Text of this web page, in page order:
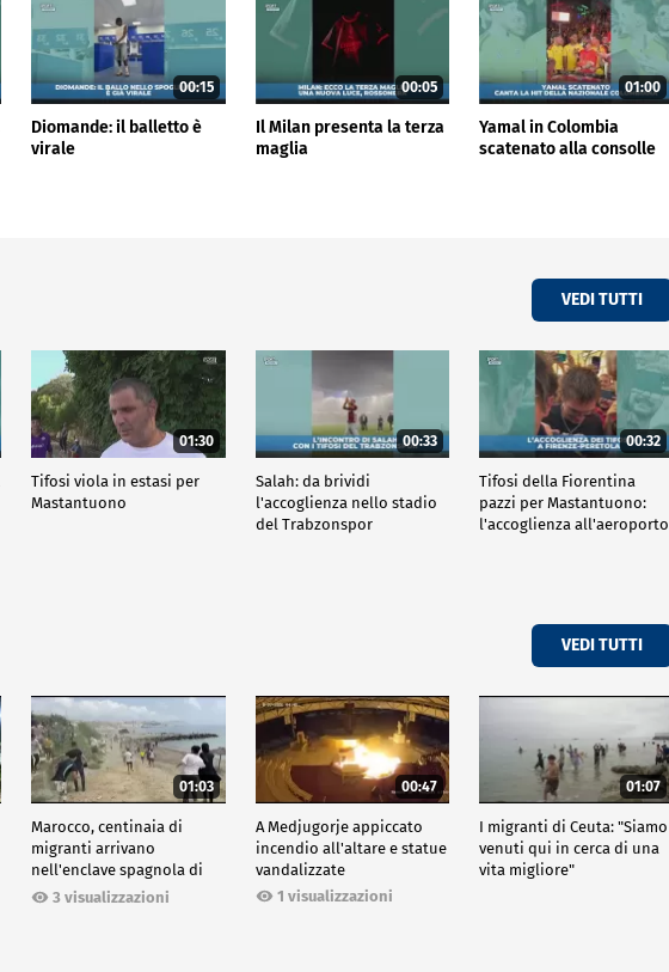
00:15
Diomande: il balletto è
virale
00:05
Il Milan presenta la terza
maglia
01:00
Yamal in Colombia
scatenato alla consolle
VEDI TUTTI
01:30
Tifosi viola in estasi per
Mastantuono
00:33
Salah: da brividi
l'accoglienza nello stadio
del Trabzonspor
00:32
Tifosi della Fiorentina
pazzi per Mastantuono:
l'accoglienza all'aeroporto
VEDI TUTTI
01:03
Marocco, centinaia di
migranti arrivano
nell'enclave spagnola di
Ceuta3 visualizzazioni
00:47
A Medjugorje appiccato
incendio all'altare e statue
vandalizzate
1 visualizzazioni
01:07
I migranti di Ceuta: "Siamo
venuti qui in cerca di una
vita migliore"